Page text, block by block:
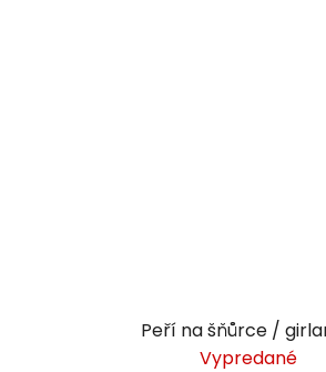
Peří na šňůrce /
Vypredané